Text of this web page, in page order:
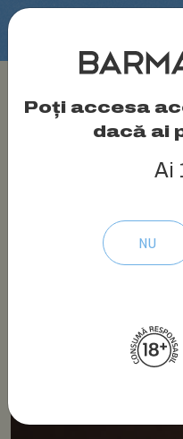
Poți accesa
dacă ai
Ai
NU
Johnnie Walker